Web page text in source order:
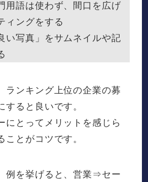
用語は使わず、間口を広げ
ィングをする
い写真」をサムネイルや記
ンキング上位の企業の募
すると良いです。
にとってメリットを感じら
ことがコツです。
例を挙げると、営業⇒セー